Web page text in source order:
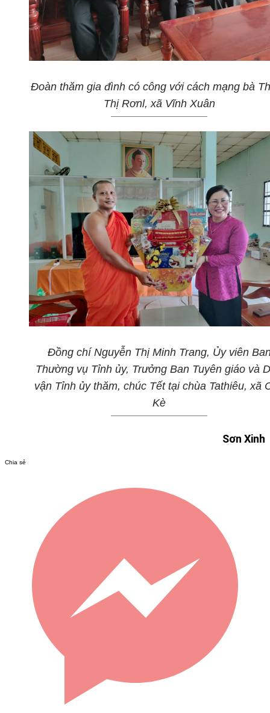
Đoàn thăm gia đình có công với cách mạng bà
Thị Rơnl, xã Vĩnh Xuân
Đồng chí Nguyễn Thị Minh Trang, Ủy viên
Thường vụ Tỉnh ủy, Trưởng Ban Tuyên giáo và
vận Tỉnh ủy thăm, chúc Tết tại chùa Tathiêu, xã
Kè
Sơn Xinh
Chia sẻ